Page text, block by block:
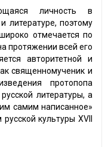
личность в
литературе, поэтому
отмечается по
протяжении всей его
авторитетной и
священномученик и
протопопа
литературы, а
самим написанное»
культуры XVII